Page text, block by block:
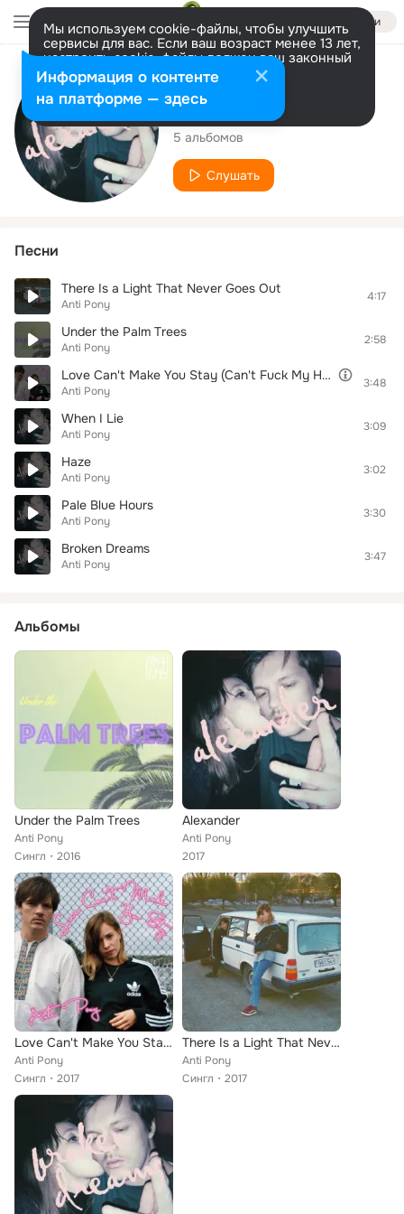
Войти
Мы используем cookie-файлы, чтобы улучшить
сервисы для вас. Если ваш возраст менее 13 лет,
настроить cookie-файлы должен ваш законный
представитель. Больше информации
Разрешить все Настроить
Исполнитель
Anti Pony
5 альбомов
Слушать
Песни
There Is a Light That Never Goes Out
Anti Pony
4:17
Under the Palm Trees
Anti Pony
2:58
Love Can't Make You Stay (Can't Fuck My Heart Away)
Anti Pony
3:48
When I Lie
Anti Pony
3:09
Haze
Anti Pony
3:02
Pale Blue Hours
Anti Pony
3:30
Broken Dreams
Anti Pony
3:47
Альбомы
Under the Palm Trees
Anti Pony
Сингл
2016
Alexander
Anti Pony
2017
Love Can't Make You Stay (Can't Fuck My Heart Away)
Anti Pony
Сингл
2017
There Is a Light That Never Goes Out
Anti Pony
Сингл
2017
Информация о контенте
на платформе — здесь